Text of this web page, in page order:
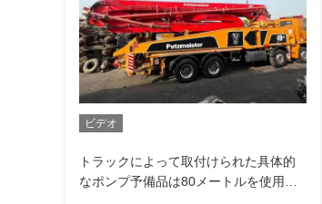
ビデオ
トラックによって取付けられた具体的
なポンプ予備品は80メートルを使用し